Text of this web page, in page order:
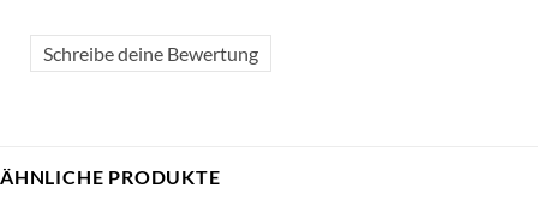
Schreibe deine Bewertung
ÄHNLICHE PRODUKTE